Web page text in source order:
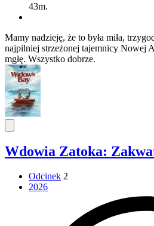
43m.
Mamy nadzieję, że to była miła,
najpilniej strzeżonej tajemnicy Nowej
mgłę. Wszystko dobrze.
Wdowia Zatoka:
Odcinek 2
2026